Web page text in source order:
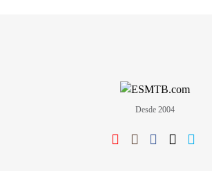
Desde 2004